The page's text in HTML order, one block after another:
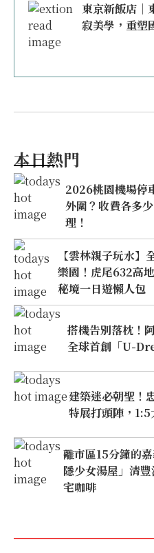
東京新飯店｜
寂美學，重塑
本日熱門
2026桃園機場停
外圍？收費各多
理！
【雲林親子玩水
樂園！虎尾632高
秘境一日遊懶人包
搭機告別落枕！
全球首創「U-
建築迷必朝聖！
特展打頭陣，
離市區15分鐘的
隱少女湯屋」清
宅咖啡